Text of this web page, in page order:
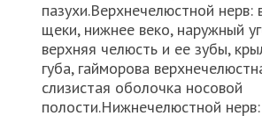
пазухи.Верхнечелюстной нерв:
щеки, нижнее веко, наружный
верхняя челюсть и ее зубы,
губа, гайморова
слизистая оболочка носовой
полости.Нижнечелюстной